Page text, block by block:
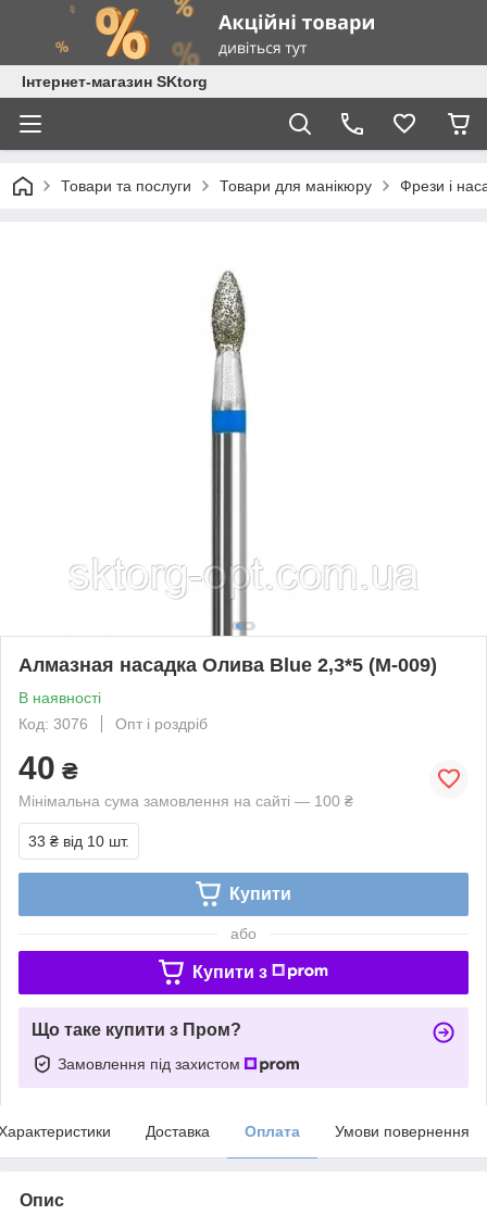
Інтернет-магазин SKtorg
Товари та послуги Товари для манікюру Фрези і
Алмазная насадка Олива Blue 2,3*5 (М-009)
В наявності
Код: 3076
Опт і роздріб
40 ₴
Мінімальна сума замовлення на сайті — 100 ₴
33 ₴ від 10 шт.
Купити
або
Купити з
Що таке купити з Пром?
Замовлення під захистом
Доставка Оплата Умови повернення
Опис